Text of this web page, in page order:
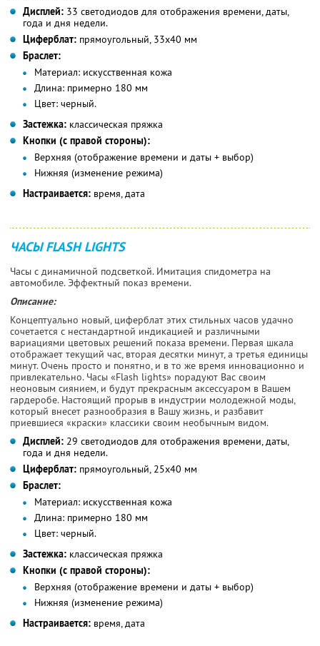
Дисплей: 33 светодиодов для отображения времени, даты,
года и дня недели.
Циферблат: прямоугольный, 33x40 мм
Браслет:
Материал: искусственная кожа
Длина: примерно 180 мм
Цвет: черный.
Застежка: классическая пряжка
Кнопки (с правой стороны):
Верхняя (отображение времени и даты + выбор)
Нижняя (изменение режима)
Настраивается: время, дата
ЧАСЫ FLASH LIGHTS
Часы с динамичной подсветкой. Имитация спидометра на
автомобиле. Эффектный показ времени.
Описание:
Концептуально новый, циферблат этих стильных часов удачно
сочетается с нестандартной индикацией и различными
вариациями цветовых решений показа времени. Первая шкала
отображает текущий час, вторая десятки минут, а третья единицы
минут. Очень просто и понятно, и в то же время инновационно и
привлекательно. Часы «Flash lights» порадуют Вас своим
неоновым сиянием, и будут прекрасным аксессуаром в Вашем
гардеробе. Настоящий прорыв в индустрии молодежной моды,
который внесет разнообразия в Вашу жизнь, и разбавит
приевшиеся «краски» классики своим необычным видом.
Дисплей: 29 светодиодов для отображения времени, даты,
года и дня недели.
Циферблат: прямоугольный, 25x40 мм
Браслет:
Материал: искусственная кожа
Длина: примерно 180 мм
Цвет: черный.
Застежка: классическая пряжка
Кнопки (с правой стороны):
Верхняя (отображение времени и даты + выбор)
Нижняя (изменение режима)
Настраивается: время, дата